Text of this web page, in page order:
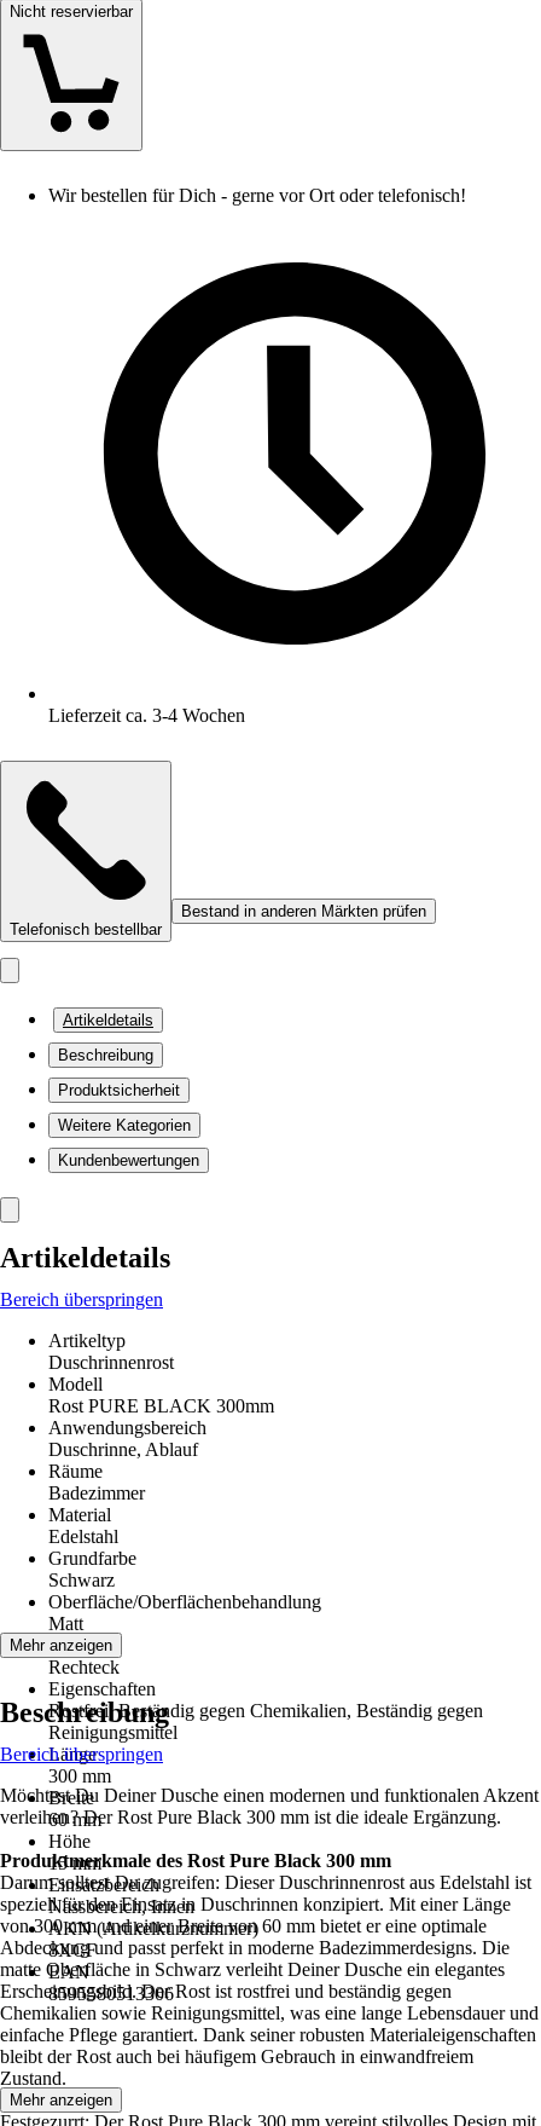
Nicht reservierbar
Wir bestellen für Dich - gerne vor Ort oder telefonisch!
Lieferzeit ca. 3-4 Wochen
Telefonisch bestellbar
Bestand in anderen Märkten prüfen
Artikeldetails
Beschreibung
Produktsicherheit
Weitere Kategorien
Kundenbewertungen
Artikeldetails
Bereich überspringen
Artikeltyp
Duschrinnenrost
Modell
Rost PURE BLACK 300mm
Anwendungsbereich
Duschrinne, Ablauf
Räume
Badezimmer
Material
Edelstahl
Grundfarbe
Schwarz
Oberfläche/Oberflächenbehandlung
Matt
Form
Rechteck
Eigenschaften
Rostfrei, Beständig gegen Chemikalien, Beständig gegen
Reinigungsmittel
Länge
300 mm
Breite
60 mm
Höhe
15 mm
Einsatzbereich
Nassbereich, Innen
AKN (Artikelkurznummer)
8XCF
EAN
8595580513306
Mehr anzeigen
Beschreibung
Bereich überspringen
Möchtest Du Deiner Dusche einen modernen und funktionalen Akzent
verleihen? Der Rost Pure Black 300 mm ist die ideale Ergänzung.
Produktmerkmale des Rost Pure Black 300 mm
Darum solltest Du zugreifen: Dieser Duschrinnenrost aus Edelstahl ist
speziell für den Einsatz in Duschrinnen konzipiert. Mit einer Länge
von 300 mm und einer Breite von 60 mm bietet er eine optimale
Abdeckung und passt perfekt in moderne Badezimmerdesigns. Die
matte Oberfläche in Schwarz verleiht Deiner Dusche ein elegantes
Erscheinungsbild. Der Rost ist rostfrei und beständig gegen
Chemikalien sowie Reinigungsmittel, was eine lange Lebensdauer und
einfache Pflege garantiert. Dank seiner robusten Materialeigenschaften
bleibt der Rost auch bei häufigem Gebrauch in einwandfreiem
Zustand.
Festgezurrt: Der Rost Pure Black 300 mm vereint stilvolles Design mit
Mehr anzeigen